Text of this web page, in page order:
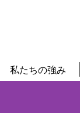
私たちの強み